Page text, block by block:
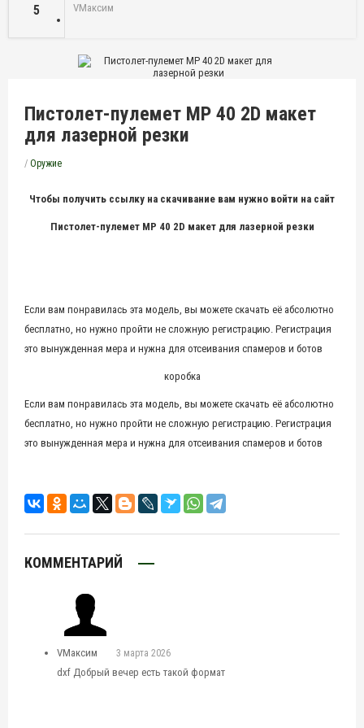
5
VМаксим
Пистолет-пулемет МР 40 2D макет
для лазерной резки
/ Оружие
Чтобы получить ссылку на скачивание вам нужно войти на сайт
Пистолет-пулемет МР 40 2D макет для лазерной резки
Если вам понравилась эта модель, вы можете скачать её абсолютно
бесплатно, но нужно пройти не сложную регистрацию. Регистрация
это вынужденная мера и нужна для отсеивания спамеров и ботов
коробка
Если вам понравилась эта модель, вы можете скачать её абсолютно
бесплатно, но нужно пройти не сложную регистрацию. Регистрация
это вынужденная мера и нужна для отсеивания спамеров и ботов
КОММЕНТАРИЙ
VМаксим 3 марта 2026
dxf Добрый вечер есть такой формат